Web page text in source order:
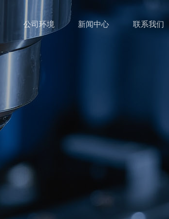
公司环境 新闻中心 联系我们